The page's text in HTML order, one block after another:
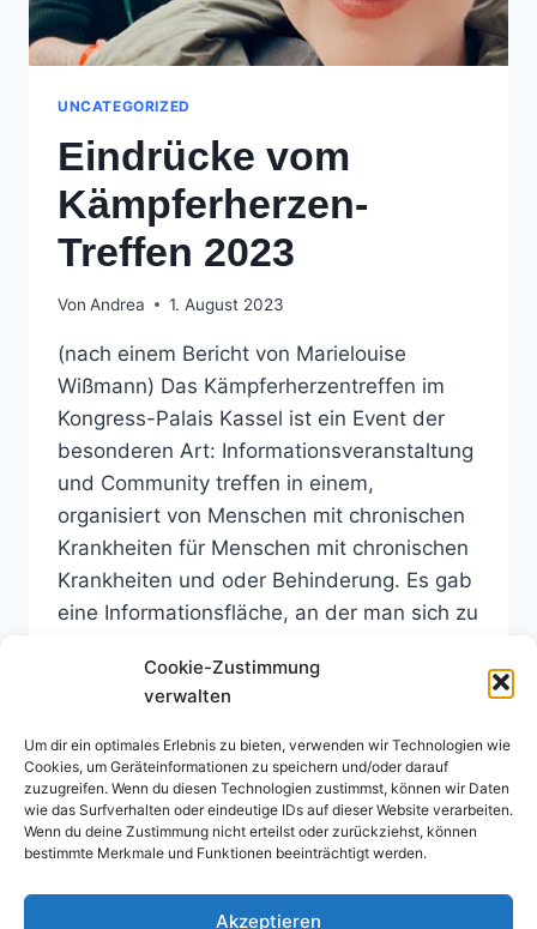
Cookie-Zustimmung
verwalten
Um dir ein optimales Erlebnis zu bieten, verwenden wir Technologien wie
Cookies, um Geräteinformationen zu speichern und/oder darauf
zuzugreifen. Wenn du diesen Technologien zustimmst, können wir Daten
wie das Surfverhalten oder eindeutige IDs auf dieser Website verarbeiten.
Wenn du deine Zustimmung nicht erteilst oder zurückziehst, können
bestimmte Merkmale und Funktionen beeinträchtigt werden.
Akzeptieren
UNCATEGORIZED
Eindrücke vom
Kämpferherzen-
Treffen 2023
Von Andrea 1. August 2023
(nach einem Bericht von Marielouise
Wißmann) Das Kämpferherzentreffen im
Kongress-Palais Kassel ist ein Event der
besonderen Art: Informationsveranstaltung
und Community treffen in einem,
organisiert von Menschen mit chronischen
Krankheiten für Menschen mit chronischen
Krankheiten und oder Behinderung. Es gab
eine Informationsfläche, an der man sich zu
krankheitsspezifischen Themen informieren
konnte. Auch verschiedene…
WEITERLESENEINDRÜCKE
VOM
KÄMPFERHERZEN-
TREFFEN
2023